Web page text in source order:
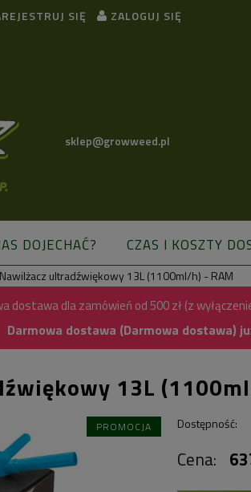
SIĘ ZALOGUJ SIĘ
sklep@growweed.pl
DOJECHAĆ? CZAS I KOSZTY
BLOG
Nawilżacz ultradźwiękowy 13L (1100ml/h) - RAM
dostawa dla zamówień od 500 zł (z
Darmowa dostawa (Darmowa dostawa)
13L
PROMOCJA Dostępność:
Cena: